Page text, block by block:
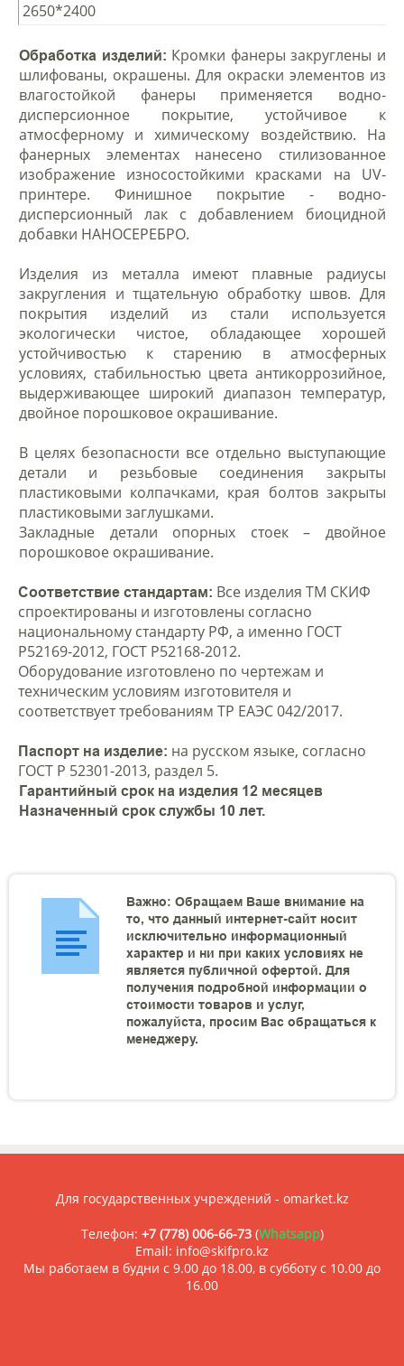
2650*2400
Обработка изделий: Кромки фанеры закруглены и
шлифованы, окрашены. Для окраски элементов из
влагостойкой фанеры применяется водно-
дисперсионное покрытие, устойчивое к
атмосферному и химическому воздействию. На
фанерных элементах нанесено стилизованное
изображение износостойкими красками на UV-
принтере. Финишное покрытие - водно-
дисперсионный лак с добавлением биоцидной
добавки НАНОСЕРЕБРО.
Изделия из металла имеют плавные радиусы
закругления и тщательную обработку швов. Для
покрытия изделий из стали используется
экологически чистое, обладающее хорошей
устойчивостью к старению в атмосферных
условиях, стабильностью цвета антикоррозийное,
выдерживающее широкий диапазон температур,
двойное порошковое окрашивание.
В целях безопасности все отдельно выступающие
детали и резьбовые соединения закрыты
пластиковыми колпачками, края болтов закрыты
пластиковыми заглушками.
Закладные детали опорных стоек – двойное
порошковое окрашивание.
Соответствие стандартам: Все изделия ТМ СКИФ
спроектированы и изготовлены согласно
национальному стандарту РФ, а именно ГОСТ
Р52169-2012, ГОСТ Р52168-2012.
Оборудование изготовлено по чертежам и
техническим условиям изготовителя и
соответствует требованиям ТР ЕАЭС 042/2017.
Паспорт на изделие: на русском языке, согласно
ГОСТ Р 52301-2013, раздел 5.
Гарантийный срок на изделия 12 месяцев
Назначенный срок службы 10 лет.
Важно: Обращаем Ваше внимание на
то, что данный интернет-сайт носит
исключительно информационный
характер и ни при каких условиях не
является публичной офертой. Для
получения подробной информации о
стоимости товаров и услуг,
пожалуйста, просим Вас обращаться к
менеджеру.
Для государственных учреждений - omarket.kz
Телефон: +7 (778) 006-66-73(Whatsapp)
Email: info@skifpro.kz
Мы работаем в будни с 9.00 до 18.00, в субботу с 10.00 до
16.00